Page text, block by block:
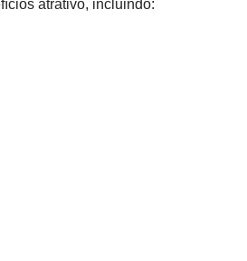
atrativo, incluindo: